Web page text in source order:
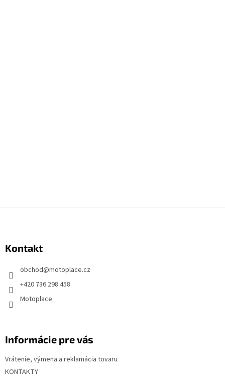
äKontakt
obchod@motoplace.cz
+420 736 298 458
Motoplace
Informácie pre vás
Vrátenie, výmena a reklamácia tovaru
KONTAKTY